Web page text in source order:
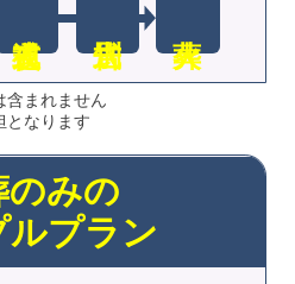
含まれません
となります
のみの
ルプラン